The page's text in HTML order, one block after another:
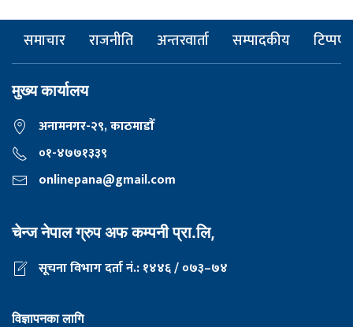
समाचार राजनीति अन्तरवार्ता सम्पादकीय टिप्पणी
मुख्य कार्यालय
अनामनगर-२९, काठमाडाैँ
०१-४७७१३३९
onlinepana@gmail.com
चेन्ज नेपाल ग्रुप अफ कम्पनी प्रा.लि,
सूचना विभाग दर्ता नं.: १४४६ / ०७३–७४
विज्ञापनका लागि